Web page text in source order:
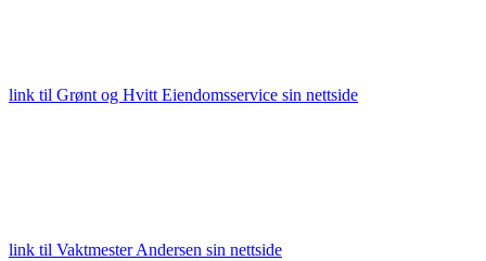
link til Grønt og Hvitt Eiendomsservice sin nettside
link til Vaktmester Andersen sin nettside